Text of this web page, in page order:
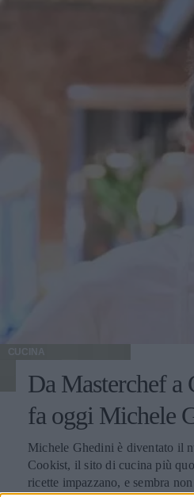
CUCINA
Da Masterchef a
fa oggi Michele
Michele Ghedini è diventato il
Cookist, il sito di cucina più
ricette impazzano, e sembra